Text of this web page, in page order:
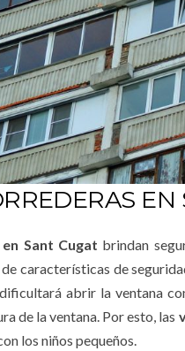
Sant Cugat brindan
características de
abrir la ventana
de la ventana. Por esto, las
los niños pequeños.